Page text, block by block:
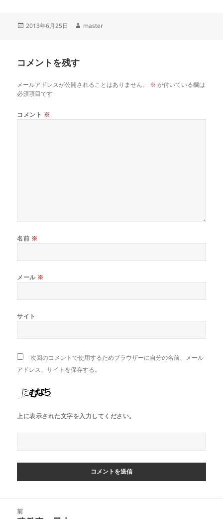
投
2013年6月25日
作
master
コメントを残す
メールアドレスが公開されることはありません。 ※ が付いている欄は
必須項目です
コメント ※
名前 ※
メール ※
サイト
次回のコメントで使用するためブラウザーに自分の名前、メール
アドレス、サイトを保存する。
上に表示された文字を入力してください。
前